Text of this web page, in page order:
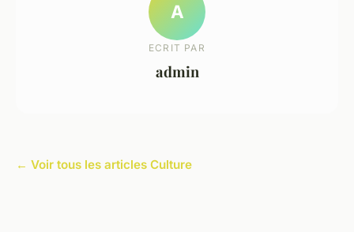
A
ECRIT PAR
admin
← Voir tous les articles Culture